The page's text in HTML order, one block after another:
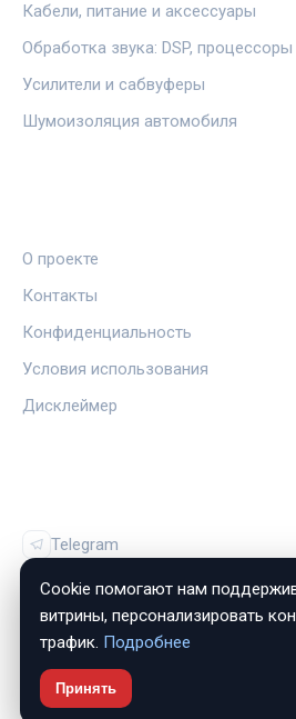
Кабели, питание и аксессуары
Обработка звука: DSP,
Усилители и сабвуферы
Шумоизоляция автомобиля
О проекте
Контакты
Конфиденциальность
Условия использования
Дисклеймер
Telegram
Vk
© 2026 ЗвукАвто. Все
Cookie помогают нам
витрины, персонализировать
трафик. Подробнее
Принять